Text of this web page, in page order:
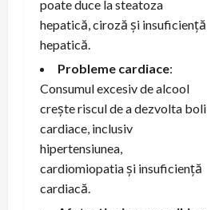
poate duce la steatoza
hepatică, ciroză și insuficiență
hepatică.
Probleme cardiace:
Consumul excesiv de alcool
crește riscul de a dezvolta boli
cardiace, inclusiv
hipertensiunea,
cardiomiopatia și insuficiență
cardiacă.